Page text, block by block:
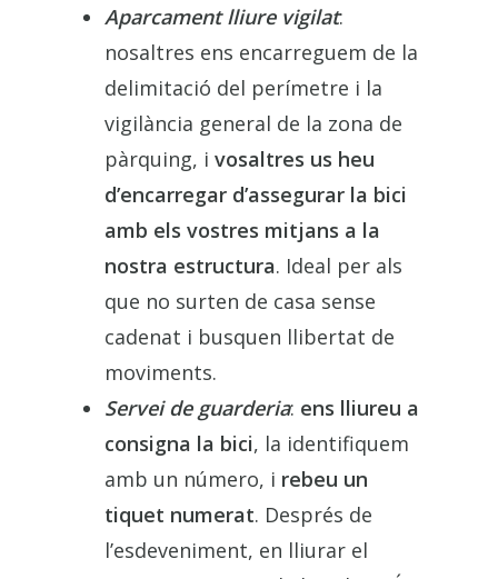
Aparcament lliure vigilat:
nosaltres ens encarreguem de la
delimitació del perímetre i la
vigilància general de la zona de
pàrquing, i vosaltres us heu
d’encarregar d’assegurar la bici
amb els vostres mitjans a la
nostra estructura. Ideal per als
que no surten de casa sense
cadenat i busquen llibertat de
moviments.
Servei de guarderia: ens lliureu a
consigna la bici, la identifiquem
amb un número, i rebeu un
tiquet numerat. Després de
l’esdeveniment, en lliurar el